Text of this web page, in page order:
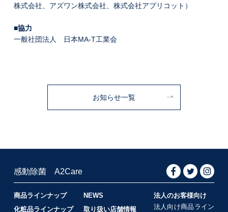
株式会社、アズワン株式会社、株式会社アプリコット）
■協力
一般社団法人 日本MA-T工業会
お知らせ一覧
感動除菌 A2Care
商品ラインナップ
化粧品ラインナップ
NEWS
取り扱い店舗情報
法人のお客様向け
法人向け商品ライン